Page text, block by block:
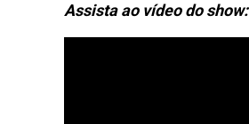
Assista ao vídeo do show: